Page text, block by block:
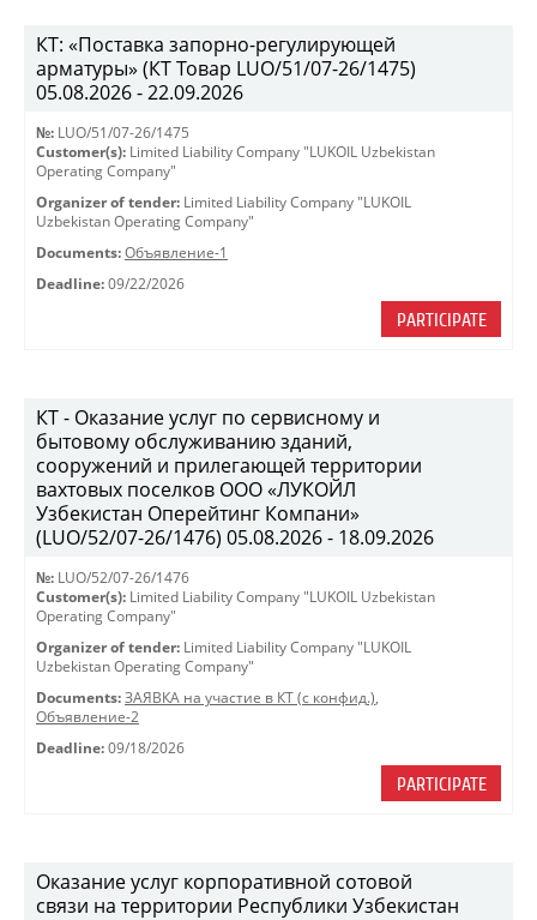
КТ: «Поставка запорно-регулирующей
арматуры» (КТ Товар LUO/51/07-26/1475)
05.08.2026 - 22.09.2026
№: LUO/51/07-26/1475
Customer(s): Limited Liability Company "LUKOIL Uzbekistan
Operating Company"
Organizer of tender: Limited Liability Company "LUKOIL
Uzbekistan Operating Company"
Documents: Объявление-1
Deadline: 09/22/2026
PARTICIPATE
КТ - Оказание услуг по сервисному и
бытовому обслуживанию зданий,
сооружений и прилегающей территории
вахтовых поселков ООО «ЛУКОЙЛ
Узбекистан Оперейтинг Компани»
(LUO/52/07-26/1476) 05.08.2026 - 18.09.2026
№: LUO/52/07-26/1476
Customer(s): Limited Liability Company "LUKOIL Uzbekistan
Operating Company"
Organizer of tender: Limited Liability Company "LUKOIL
Uzbekistan Operating Company"
Documents: ЗАЯВКА на участие в КТ (с конфид.),
Объявление-2
Deadline: 09/18/2026
PARTICIPATE
Оказание услуг корпоративной сотовой
связи на территории Республики Узбекистан